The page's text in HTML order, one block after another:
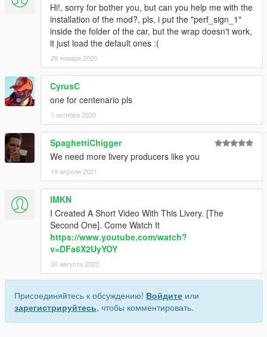
Hi!, sorry for bother you, but can you help me with the
installation of the mod?, pls, i put the "perf_sign_1"
inside the folder of the car, but the wrap doesn't work,
it just load the default ones :(
29 января 2020
CyrusC
one for centenario pls
1 октября 2020
SpaghettiChigger
We need more livery producers like you
19 апреля 2021
IMKN
I Created A Short Video With This Livery. [The
Second One]. Come Watch It
https://www.youtube.com/watch?
v=DFa6X2UyYOY
30 августа 2023
Присоединяйтесь к обсуждению! Войдите или
зарегистрируйтесь, чтобы комментировать.